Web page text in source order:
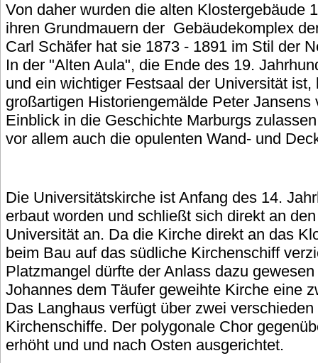
Von daher wurden die alten Klostergebäude
ihren Grundmauern der Gebäudekomplex
Carl Schäfer hat sie 1873 - 1891 im Stil der
In der "Alten Aula", die Ende des 19.
und ein wichtiger Festsaal der Universität ist,
großartigen Historiengemälde Peter Jansens
Einblick in die Geschichte Marburgs
vor allem auch die opulenten Wand- und
Die Universitätskirche ist Anfang des 14.
erbaut worden und schließt sich direkt an
Universität an. Da die Kirche direkt an das
beim Bau auf das südliche Kirchenschiff
Platzmangel dürfte der Anlass dazu
Johannes dem Täufer geweihte Kirche eine
Das Langhaus verfügt über zwei
Kirchenschiffe. Der polygonale Chor
erhöht und und nach Osten ausgerichtet.